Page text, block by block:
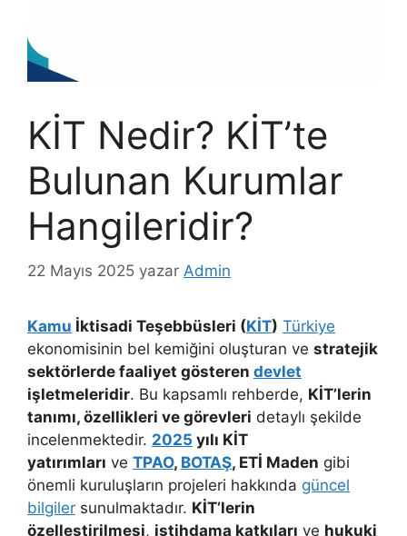
KİT Nedir? KİT’te
Bulunan Kurumlar
Hangileridir?
22 Mayıs 2025 yazar Admin
Kamu İktisadi Teşebbüsleri (KİT) Türkiye
ekonomisinin bel kemiğini oluşturan ve stratejik
sektörlerde faaliyet gösteren devlet
işletmeleridir. Bu kapsamlı rehberde, KİT’lerin
tanımı, özellikleri ve görevleri detaylı şekilde
incelenmektedir. 2025 yılı KİT
yatırımları ve TPAO, BOTAŞ, ETİ Maden gibi
önemli kuruluşların projeleri hakkında güncel
bilgiler sunulmaktadır. KİT’lerin
özelleştirilmesi, istihdama katkıları ve hukuki